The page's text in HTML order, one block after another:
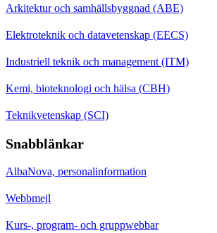
Arkitektur och samhällsbyggnad (ABE)
Elektroteknik och datavetenskap (EECS)
Industriell teknik och management (ITM)
Kemi, bioteknologi och hälsa (CBH)
Teknikvetenskap (SCI)
Snabblänkar
AlbaNova, personalinformation
Webbmejl
Kurs-, program- och gruppwebbar